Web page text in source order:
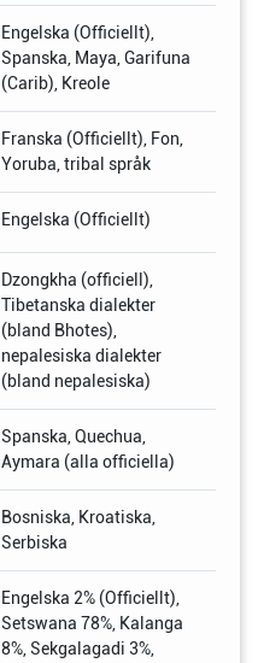
Engelska (Officiellt),
Spanska, Maya, Garifuna
(Carib), Kreole
Franska (Officiellt), Fon,
Yoruba, tribal språk
Engelska (Officiellt)
Dzongkha (officiell),
Tibetanska dialekter
(bland Bhotes),
nepalesiska dialekter
(bland nepalesiska)
Spanska, Quechua,
Aymara (alla officiella)
Bosniska, Kroatiska,
Serbiska
Engelska 2% (Officiellt),
Setswana 78%, Kalanga
8%, Sekgalagadi 3%,